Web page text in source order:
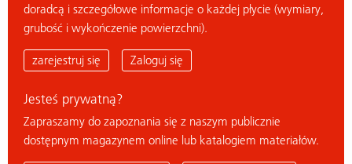
< powrót do przeglądu
LAGUNA BLUE
doradcą i szczegółowe informacje o każdej płycie (wymiary,
grubość i wykończenie powierzchni).
zarejestruj się Zaloguj się
Jesteś prywatną?
Zapraszamy do zapoznania się z naszym publicznie
dostępnym magazynem online lub katalogiem materiałów.